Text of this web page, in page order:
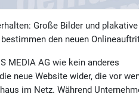
Große Bilder und plakative
den neuen
MEDIA AG wie kein anderes
neue Website wider, die vor
im Netz. Während